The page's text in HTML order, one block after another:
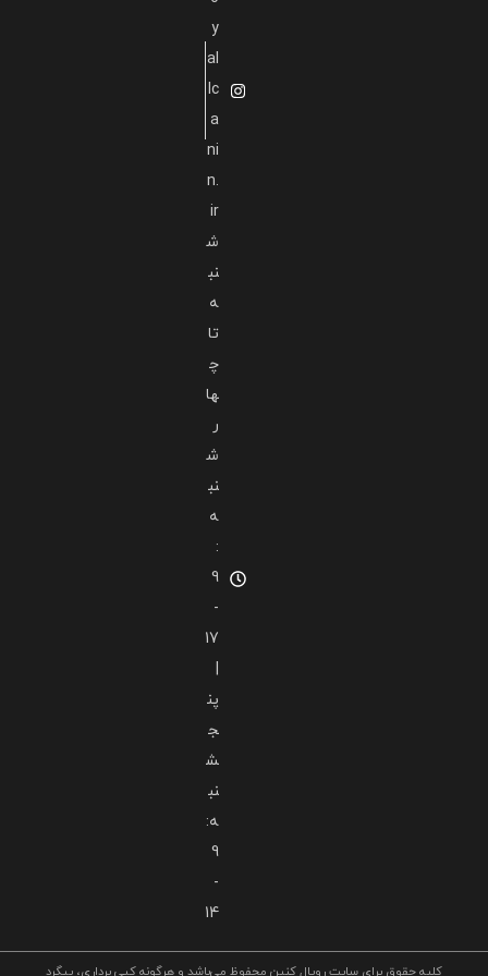
y
al
lc
a
ni
n.
ir
ش
نب
ه
تا
چ
ها
ر
ش
نب
ه
:
9
-
17
|
پن
ج
ش
نب
ه:
9
-
14
کلیه حقوق برای سایت رویال کنین محفوظ می‌باشد و هرگونه کپی برداری، پیگرد